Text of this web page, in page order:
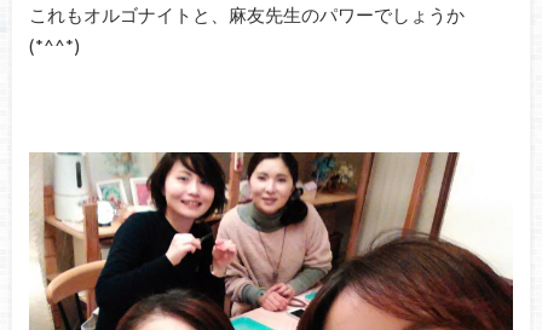
これもオルゴナイトと、麻友先生のパワーでしょうか
(*^^*)